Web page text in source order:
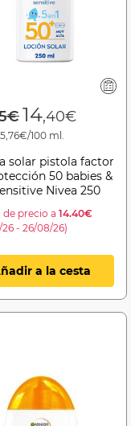
reduced
to
14,40€
5,76€/100 ml.
solar pistola factor
50 babies &
Nivea 250
de precio a 14.40€
- 26/08/26)
a la cesta